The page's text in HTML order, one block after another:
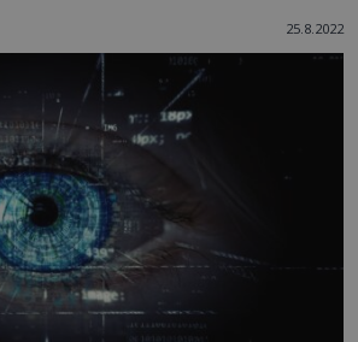
25.8.2022